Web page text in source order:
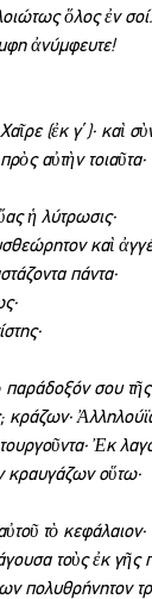
ὅλος ἐν
ἀνύμφευτε!
(ἐκ γ´)· καὶ
αὐτὴν τοιαῦτα·
ἡ λύτρωσις·
καὶ
πάντα·
παράδοξόν σου
κράζων·
Ἐκ
κραυγάζων οὕτω·
τὸ κεφάλαιον·
τοὺς ἐκ γῆς
πολυθρήνητον